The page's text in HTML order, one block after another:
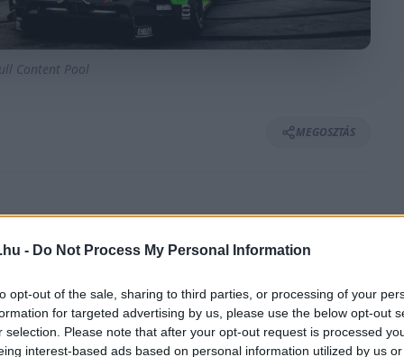
- Do Not Process My Personal Information
opt-out of the sale, sharing to third parties, or processing of your
for targeted advertising by us, please use the below opt-out
selection. Please note that after your opt-out request is processed
interest-based ads based on personal information utilized by us
Content Pool
MEGOSZTÁS
futamára maradt a döntés a bajnoki
Güvené lett. Ráadásul nem akármilyen